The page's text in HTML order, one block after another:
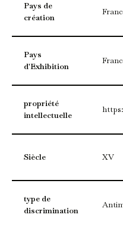
Pays de
création
Pays
d'Exhibition
propriété
intellectuelle
Siècle XV
type de
discrimination